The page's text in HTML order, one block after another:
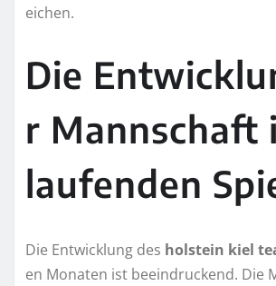
eichen.
Die
r Mannschaft
laufenden
Die Entwicklung des holstein kiel
en Monaten ist beeindruckend. Die